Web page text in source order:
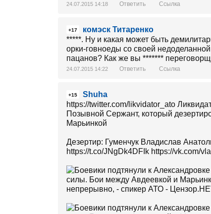
24.07.2015 14:18 Ответить Ссылка
+17
комэск Титаренко
*****. Ну и какая может быть
орки-говноеды со своей
пацанов? Как же вы *******
24.07.2015 14:22 Ответить Ссылка
+15
Shuha
Позывной Сержант, который
Марьинкой
Дезертир: Гуменчук Владислав
https://t.co/JNgDk4DFIk https://vk.com/